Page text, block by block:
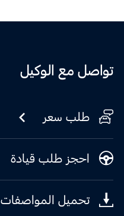
تواصل مع الوكيل
طلب سعر
احجز طلب قيادة
تحميل المواصفات